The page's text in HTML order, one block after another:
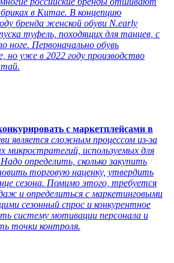
в Китае. В концепцию
бренда женской обуви N.early
туфель, походящих для танцев, с
ноге. Первоначально обувь
но уже в 2022 году производство
с маркетплейсами в
является сложным процессом из-за
используемых для
определить, сколько закупить
торговую наценку, утвердить
сезона. Помимо этого, требуется
и определиться с маркетинговыми
сезонный спрос и конкурентное
систему мотивации персонала и
точки контроля.